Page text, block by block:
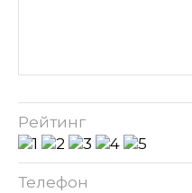
Рейтинг
Телефон